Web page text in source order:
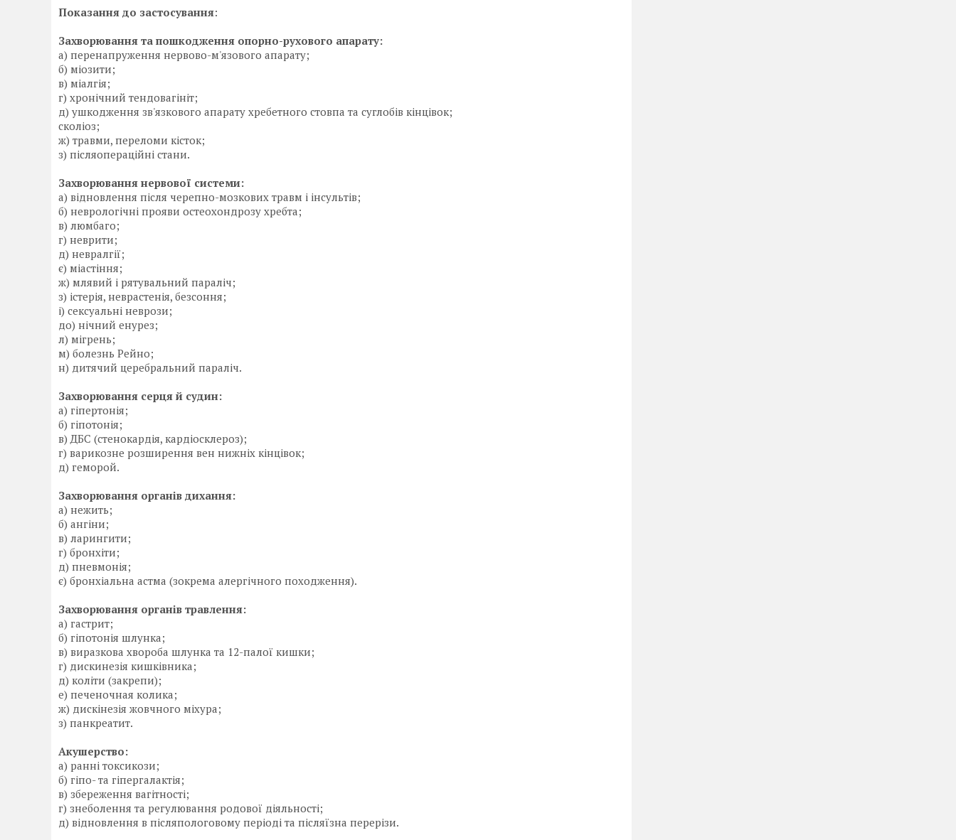
Показання до застосування:
Захворювання та пошкодження опорно-рухового апарату:
а) перенапруження нервово-м'язового апарату;
б) міозити;
в) міалгія;
г) хронічний тендовагініт;
д) ушкодження зв'язкового апарату хребетного стовпа та суглобів кінцівок;
сколіоз;
ж) травми, переломи кісток;
з) післяопераційні стани.
Захворювання нервової системи:
а) відновлення після черепно-мозкових травм і інсультів;
б) неврологічні прояви остеохондрозу хребта;
в) люмбаго;
г) неврити;
д) невралгії;
є) міастіння;
ж) млявий і рятувальний параліч;
з) істерія, неврастенія, безсоння;
і) сексуальні неврози;
до) нічний енурез;
л) мігрень;
м) болезнь Рейно;
н) дитячий церебральний параліч.
Захворювання серця й судин:
а) гіпертонія;
б) гіпотонія;
в) ДБС (стенокардія, кардіосклероз);
г) варикозне розширення вен нижніх кінцівок;
д) геморой.
Захворювання органів дихання:
а) нежить;
б) ангіни;
в) ларингити;
г) бронхіти;
д) пневмонія;
є) бронхіальна астма (зокрема алергічного походження).
Захворювання органів травлення:
а) гастрит;
б) гіпотонія шлунка;
в) виразкова хвороба шлунка та 12-палої кишки;
г) дискинезія кишківника;
д) коліти (закрепи);
е) печеночная колика;
ж) дискінезія жовчного міхура;
з) панкреатит.
Акушерство:
а) ранні токсикози;
б) гіпо- та гіпергалактія;
в) збереження вагітності;
г) знеболення та регулювання родової діяльності;
д) відновлення в післяпологовому періоді та післяїзна перерізи.